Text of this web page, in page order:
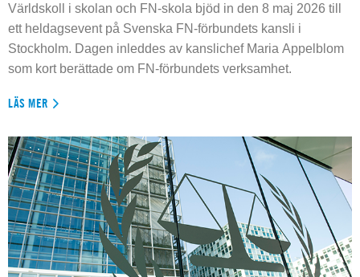
Världskoll i skolan och FN-skola bjöd in den 8 maj 2026 till
ett heldagsevent på Svenska FN-förbundets kansli i
Stockholm. Dagen inleddes av kanslichef Maria Appelblom
som kort berättade om FN-förbundets verksamhet.
LÄS MER